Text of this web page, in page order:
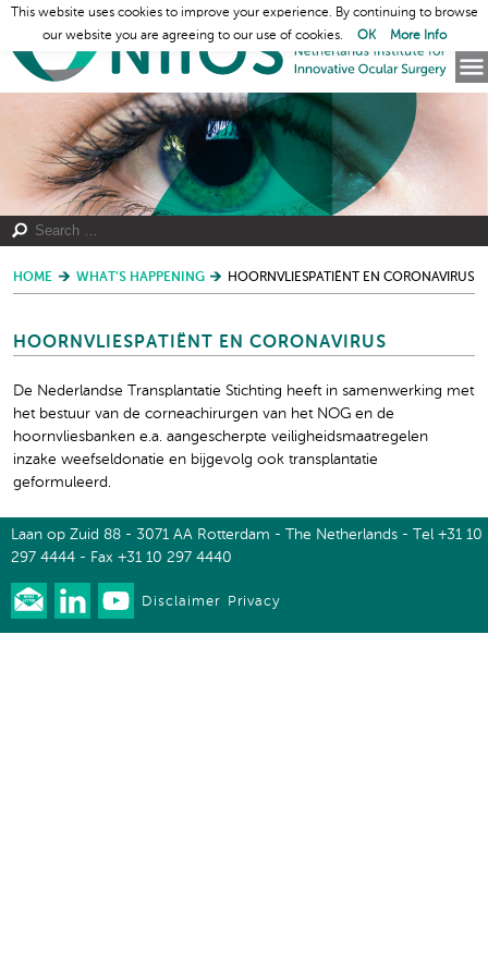
HOME WHAT’S HAPPENING HOORNVLIESPATIËNT EN CORONAVIRUS
HOORNVLIESPATIËNT EN CORONAVIRUS
De Nederlandse Transplantatie Stichting heeft in samenwerking met
het bestuur van de corneachirurgen van het NOG en de
hoornvliesbanken e.a. aangescherpte veiligheidsmaatregelen
inzake weefseldonatie en bijgevolg ook transplantatie
geformuleerd.
Laan op Zuid 88 - 3071 AA Rotterdam - The Netherlands - Tel +31 10
297 4444 - Fax +31 10 297 4440
Disclaimer Privacy
This website uses cookies to improve your experience. By continuing to browse
our website you are agreeing to our use of cookies.
OK More Info